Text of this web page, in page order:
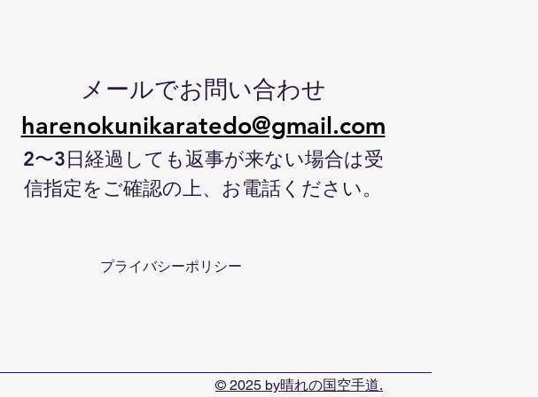
メールでお問い合わせ
harenokunikaratedo@gmail.com
2〜3日経過しても返事が来ない場合は受
信指定をご確認の上、お電話ください。
プライバシーポリシー
© 2025 by晴れの国空手道.